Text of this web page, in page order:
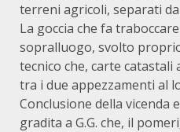
terreni agricoli, separati
La goccia che fa
sopralluogo, svolto
tecnico che, carte
tra i due appezzamenti al
Conclusione della vicenda
gradita a G.G. che, il